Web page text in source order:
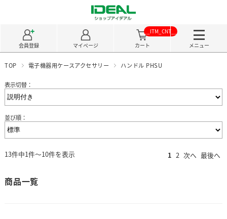
会員登録 マイページ カート
__ITM_CNT__
メニュー
TOP 電子機器用ケースアクセサリー ハンドル PHSU
表示切替：
並び順：
13件中1件～10件を表示 1 2 次へ 最後へ
商品一覧